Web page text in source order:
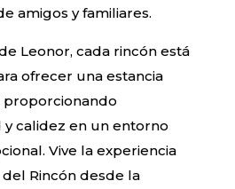
amigos y familiares.
Leonor, cada rincón está
ofrecer una estancia
proporcionando
calidez en un entorno
Vive la experiencia
del Rincón desde la